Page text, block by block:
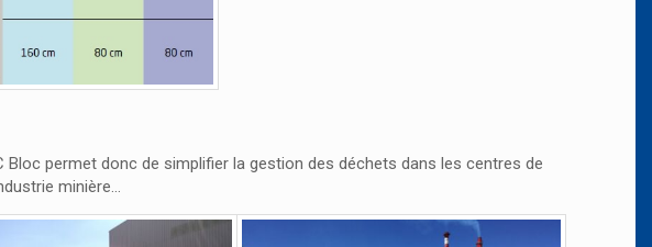
permet donc de simplifier la gestion des déchets dans les centres de
minière…